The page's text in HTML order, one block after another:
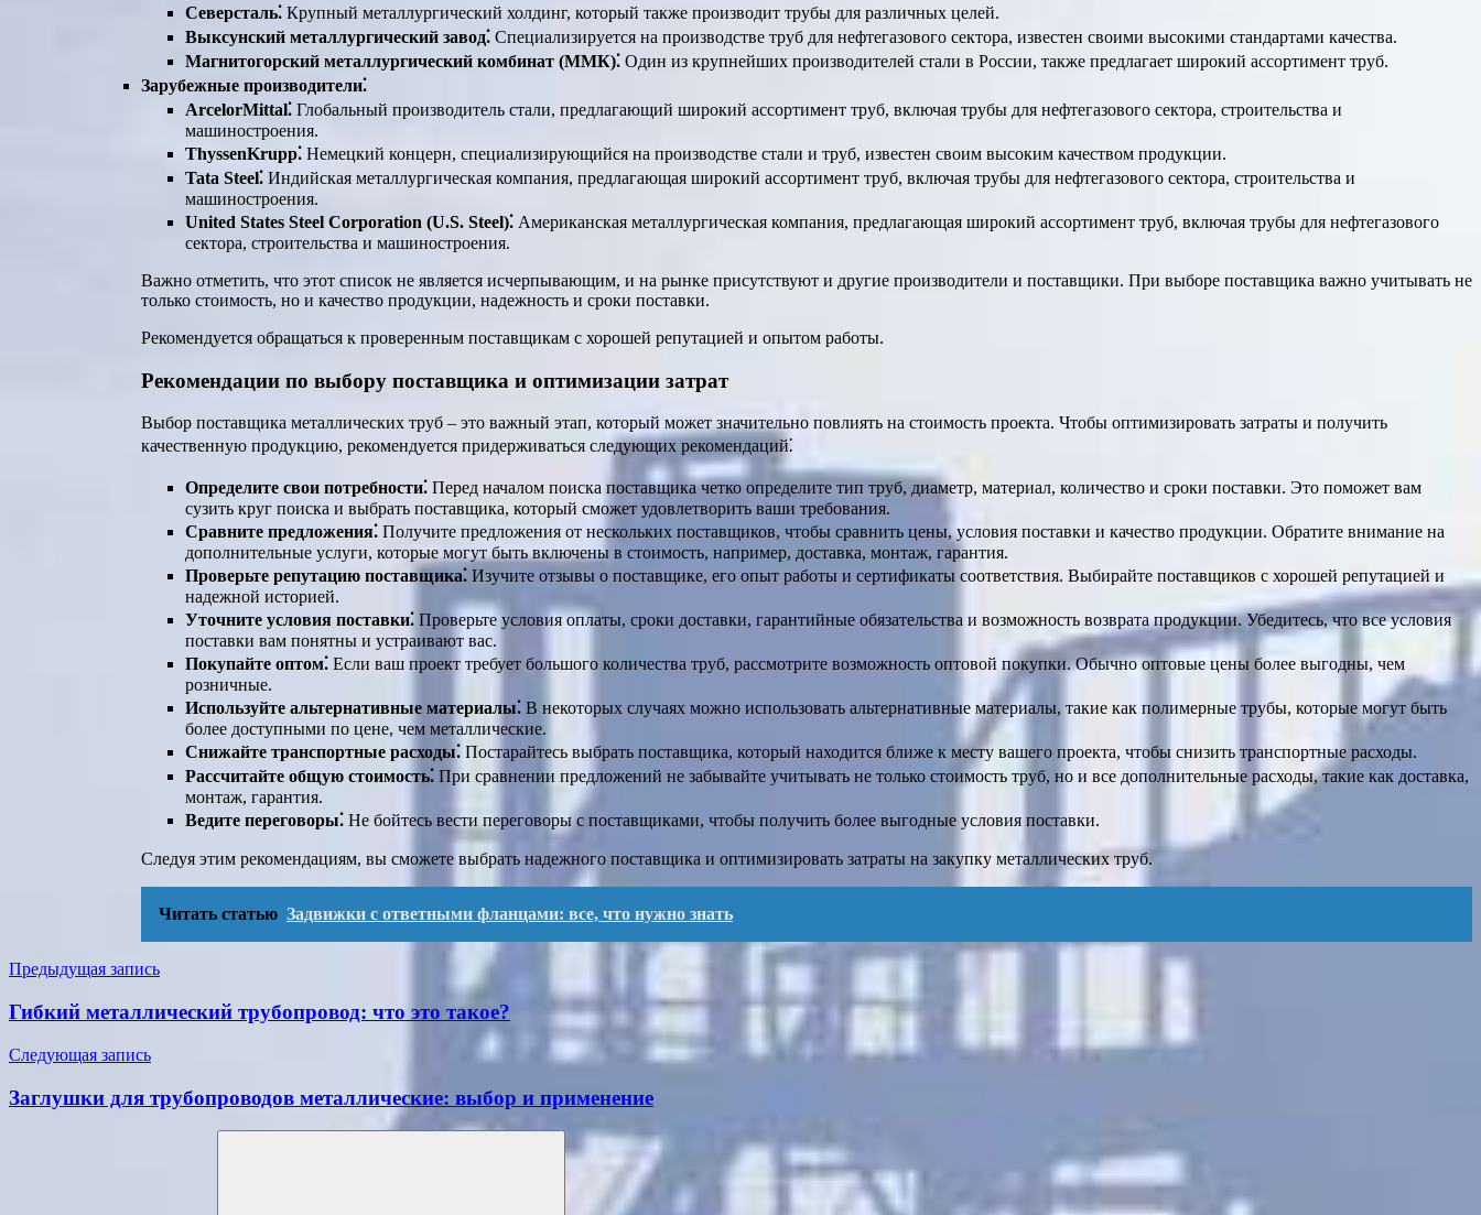
Северсталь⁚ Крупный металлургический холдинг, который также производит трубы для различных целей.
Выксунский металлургический завод⁚ Специализируется на производстве труб для нефтегазового сектора, известен своими высокими стандартами качества.
Магнитогорский металлургический комбинат (ММК)⁚ Один из крупнейших производителей стали в России, также предлагает широкий ассортимент труб.
Зарубежные производители⁚
ArcelorMittal⁚ Глобальный производитель стали, предлагающий широкий ассортимент труб, включая трубы для нефтегазового сектора, строительства и
машиностроения.
ThyssenKrupp⁚ Немецкий концерн, специализирующийся на производстве стали и труб, известен своим высоким качеством продукции.
Tata Steel⁚ Индийская металлургическая компания, предлагающая широкий ассортимент труб, включая трубы для нефтегазового сектора, строительства и
машиностроения.
United States Steel Corporation (U.S. Steel)⁚ Американская металлургическая компания, предлагающая широкий ассортимент труб, включая трубы для нефтегазового
сектора, строительства и машиностроения.
Важно отметить, что этот список не является исчерпывающим, и на рынке присутствуют и другие производители и поставщики. При выборе поставщика важно учитывать не
только стоимость, но и качество продукции, надежность и сроки поставки.
Рекомендуется обращаться к проверенным поставщикам с хорошей репутацией и опытом работы.
Рекомендации по выбору поставщика и оптимизации затрат
Выбор поставщика металлических труб – это важный этап, который может значительно повлиять на стоимость проекта. Чтобы оптимизировать затраты и получить
качественную продукцию, рекомендуется придерживаться следующих рекомендаций⁚
Определите свои потребности⁚ Перед началом поиска поставщика четко определите тип труб, диаметр, материал, количество и сроки поставки. Это поможет вам
сузить круг поиска и выбрать поставщика, который сможет удовлетворить ваши требования.
Сравните предложения⁚ Получите предложения от нескольких поставщиков, чтобы сравнить цены, условия поставки и качество продукции. Обратите внимание на
дополнительные услуги, которые могут быть включены в стоимость, например, доставка, монтаж, гарантия.
Проверьте репутацию поставщика⁚ Изучите отзывы о поставщике, его опыт работы и сертификаты соответствия. Выбирайте поставщиков с хорошей репутацией и
надежной историей.
Уточните условия поставки⁚ Проверьте условия оплаты, сроки доставки, гарантийные обязательства и возможность возврата продукции. Убедитесь, что все условия
поставки вам понятны и устраивают вас.
Покупайте оптом⁚ Если ваш проект требует большого количества труб, рассмотрите возможность оптовой покупки. Обычно оптовые цены более выгодны, чем
розничные.
Используйте альтернативные материалы⁚ В некоторых случаях можно использовать альтернативные материалы, такие как полимерные трубы, которые могут быть
более доступными по цене, чем металлические.
Снижайте транспортные расходы⁚ Постарайтесь выбрать поставщика, который находится ближе к месту вашего проекта, чтобы снизить транспортные расходы.
Рассчитайте общую стоимость⁚ При сравнении предложений не забывайте учитывать не только стоимость труб, но и все дополнительные расходы, такие как доставка,
монтаж, гарантия.
Ведите переговоры⁚ Не бойтесь вести переговоры с поставщиками, чтобы получить более выгодные условия поставки.
Следуя этим рекомендациям, вы сможете выбрать надежного поставщика и оптимизировать затраты на закупку металлических труб.
Читать статью Задвижки с ответными фланцами: все, что нужно знать
Навигация
по
Предыдущая запись
Гибкий металлический трубопровод: что это такое?
Следующая запись
Заглушки для трубопроводов металлические: выбор и применение